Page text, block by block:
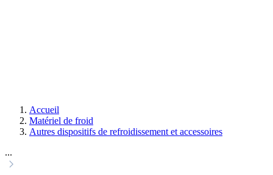
Accueil
Matériel de froid
Autres dispositifs de refroidissement et accessoires
...